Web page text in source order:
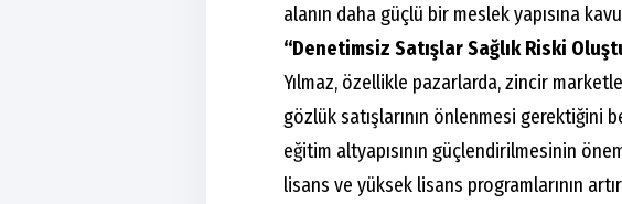
alanın daha güçlü bir meslek yapısına
“Denetimsiz Satışlar Sağlık Riski
Yılmaz, özellikle pazarlarda, zincir
gözlük satışlarının önlenmesi gerektiğini
eğitim altyapısının güçlendirilmesinin
lisans ve yüksek lisans programlarının